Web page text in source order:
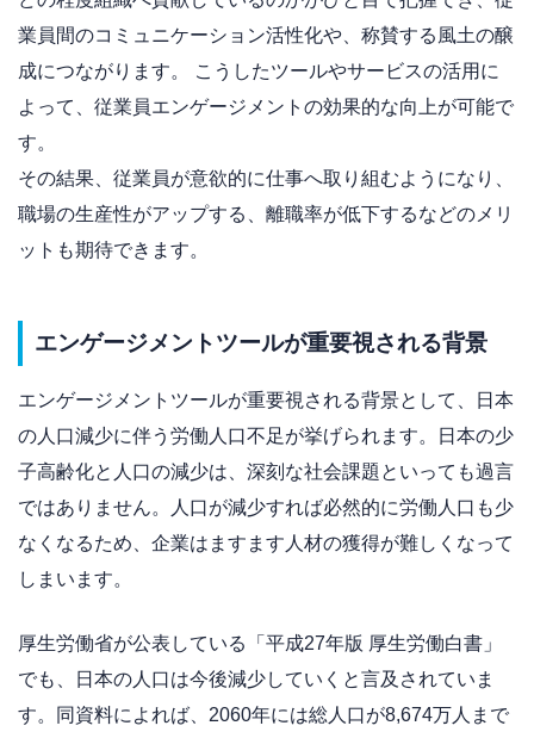
業員間のコミュニケーション活性化や、称賛する風土の醸
成につながります。 こうしたツールやサービスの活用に
よって、従業員エンゲージメントの効果的な向上が可能で
す。
その結果、従業員が意欲的に仕事へ取り組むようになり、
職場の生産性がアップする、離職率が低下するなどのメリ
ットも期待できます。
エンゲージメントツールが重要視される背景
エンゲージメントツールが重要視される背景として、日本
の人口減少に伴う労働人口不足が挙げられます。日本の少
子高齢化と人口の減少は、深刻な社会課題といっても過言
ではありません。人口が減少すれば必然的に労働人口も少
なくなるため、企業はますます人材の獲得が難しくなって
しまいます。
厚生労働省が公表している「平成27年版 厚生労働白書」
でも、日本の人口は今後減少していくと言及されていま
す。同資料によれば、2060年には総人口が8,674万人まで